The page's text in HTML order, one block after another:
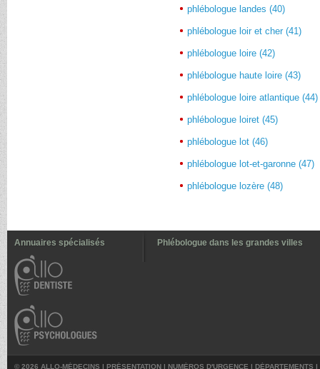
phlébologue landes (40)
phlébologue loir et cher (41)
phlébologue loire (42)
phlébologue haute loire (43)
phlébologue loire atlantique (44)
phlébologue loiret (45)
phlébologue lot (46)
phlébologue lot-et-garonne (47)
phlébologue lozère (48)
Annuaires spécialisés Phlébologue dans les grandes villes
© 2026 ALLO-MÉDECINS | PRÉSENTATION | NUMÉROS D'URGENCE | DÉPARTEMENTS |